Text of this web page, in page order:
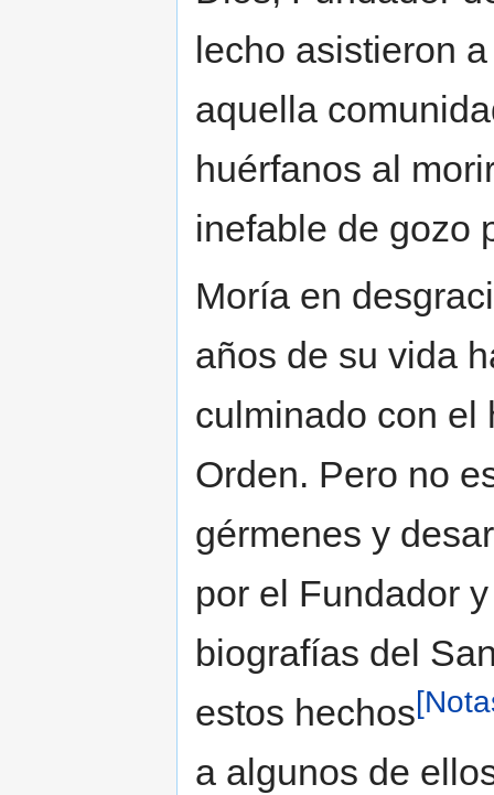
lecho asistieron
aquella
huérfanos al
inefable de gozo
Moría en
años de su vida
culminado con el
Orden. Pero no
gérmenes y
por el Fundador
biografías del
estos hechos
a algunos de